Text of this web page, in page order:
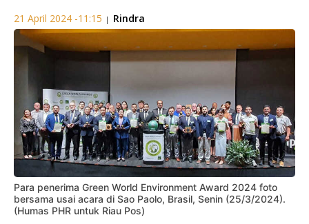
21 April 2024 -11:15 | Rindra
Para penerima Green World Environment Award 2024 foto
bersama usai acara di Sao Paolo, Brasil, Senin (25/3/2024).
(Humas PHR untuk Riau Pos)